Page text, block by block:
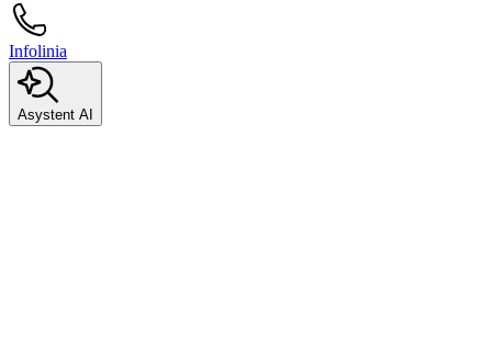
Infolinia
Asystent AI